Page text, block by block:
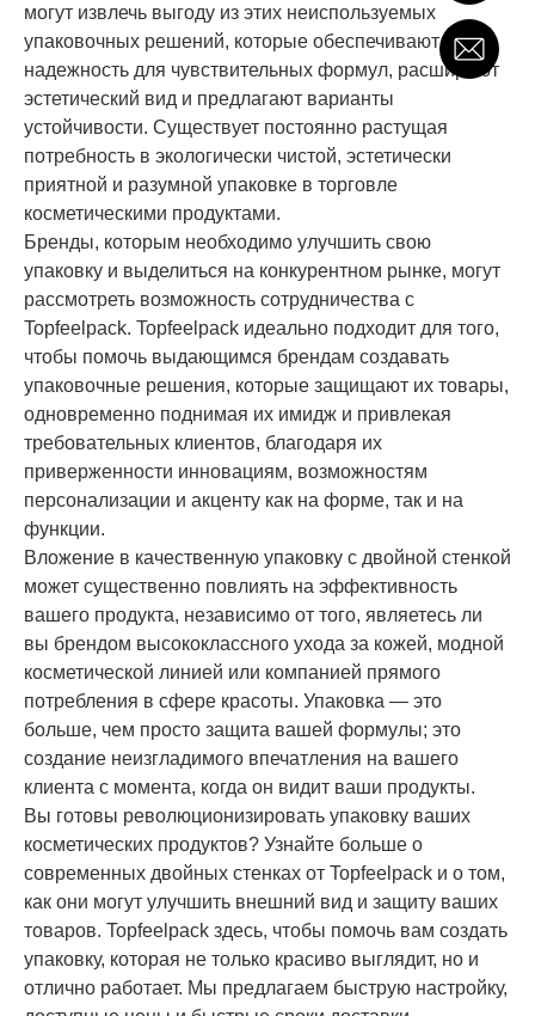
могут извлечь выгоду из этих неиспользуемых
упаковочных решений, которые обеспечивают
надежность для чувствительных формул, расширяют
эстетический вид и предлагают варианты
устойчивости. Существует постоянно растущая
потребность в экологически чистой, эстетически
приятной и разумной упаковке в торговле
косметическими продуктами.
Бренды, которым необходимо улучшить свою
упаковку и выделиться на конкурентном рынке, могут
рассмотреть возможность сотрудничества с
Topfeelpack. Topfeelpack идеально подходит для того,
чтобы помочь выдающимся брендам создавать
упаковочные решения, которые защищают их товары,
одновременно поднимая их имидж и привлекая
требовательных клиентов, благодаря их
приверженности инновациям, возможностям
персонализации и акценту как на форме, так и на
функции.
Вложение в качественную упаковку с двойной стенкой
может существенно повлиять на эффективность
вашего продукта, независимо от того, являетесь ли
вы брендом высококлассного ухода за кожей, модной
косметической линией или компанией прямого
потребления в сфере красоты. Упаковка — это
больше, чем просто защита вашей формулы; это
создание неизгладимого впечатления на вашего
клиента с момента, когда он видит ваши продукты.
Вы готовы революционизировать упаковку ваших
косметических продуктов? Узнайте больше о
современных двойных стенках от Topfeelpack и о том,
как они могут улучшить внешний вид и защиту ваших
товаров. Topfeelpack здесь, чтобы помочь вам создать
упаковку, которая не только красиво выглядит, но и
отлично работает. Мы предлагаем быструю настройку,